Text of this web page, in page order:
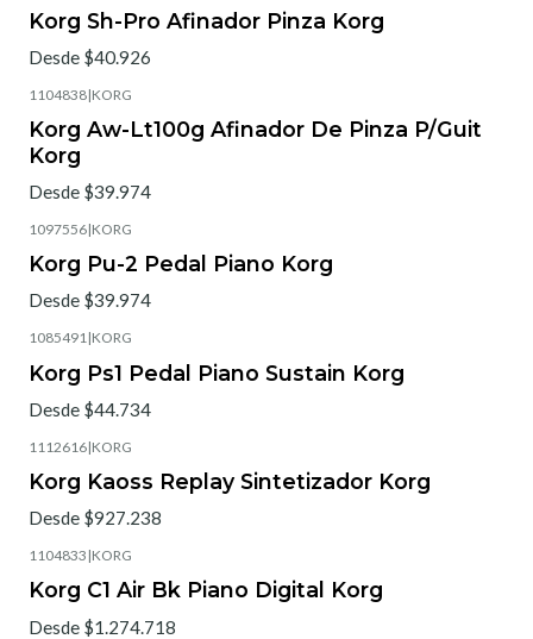
Korg Sh-Pro Afinador Pinza Korg
Desde $40.926
1104838|KORG
Korg Aw-Lt100g Afinador De Pinza P/Guit
Korg
Desde $39.974
1097556|KORG
Korg Pu-2 Pedal Piano Korg
Desde $39.974
1085491|KORG
Korg Ps1 Pedal Piano Sustain Korg
Desde $44.734
1112616|KORG
Korg Kaoss Replay Sintetizador Korg
Desde $927.238
1104833 |KORG
Korg C1 Air Bk Piano Digital Korg
Desde $1.274.718